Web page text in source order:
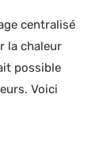
centralisé
la chaleur
possible
Voici